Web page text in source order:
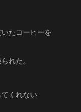
たコーヒーを
れた。
くれない